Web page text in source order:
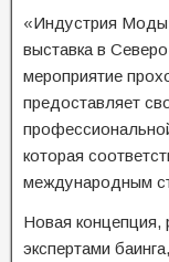
«Индустрия
выставка в
мероприятие
предоставляет
которая
международным
Новая концепция,
экспертами